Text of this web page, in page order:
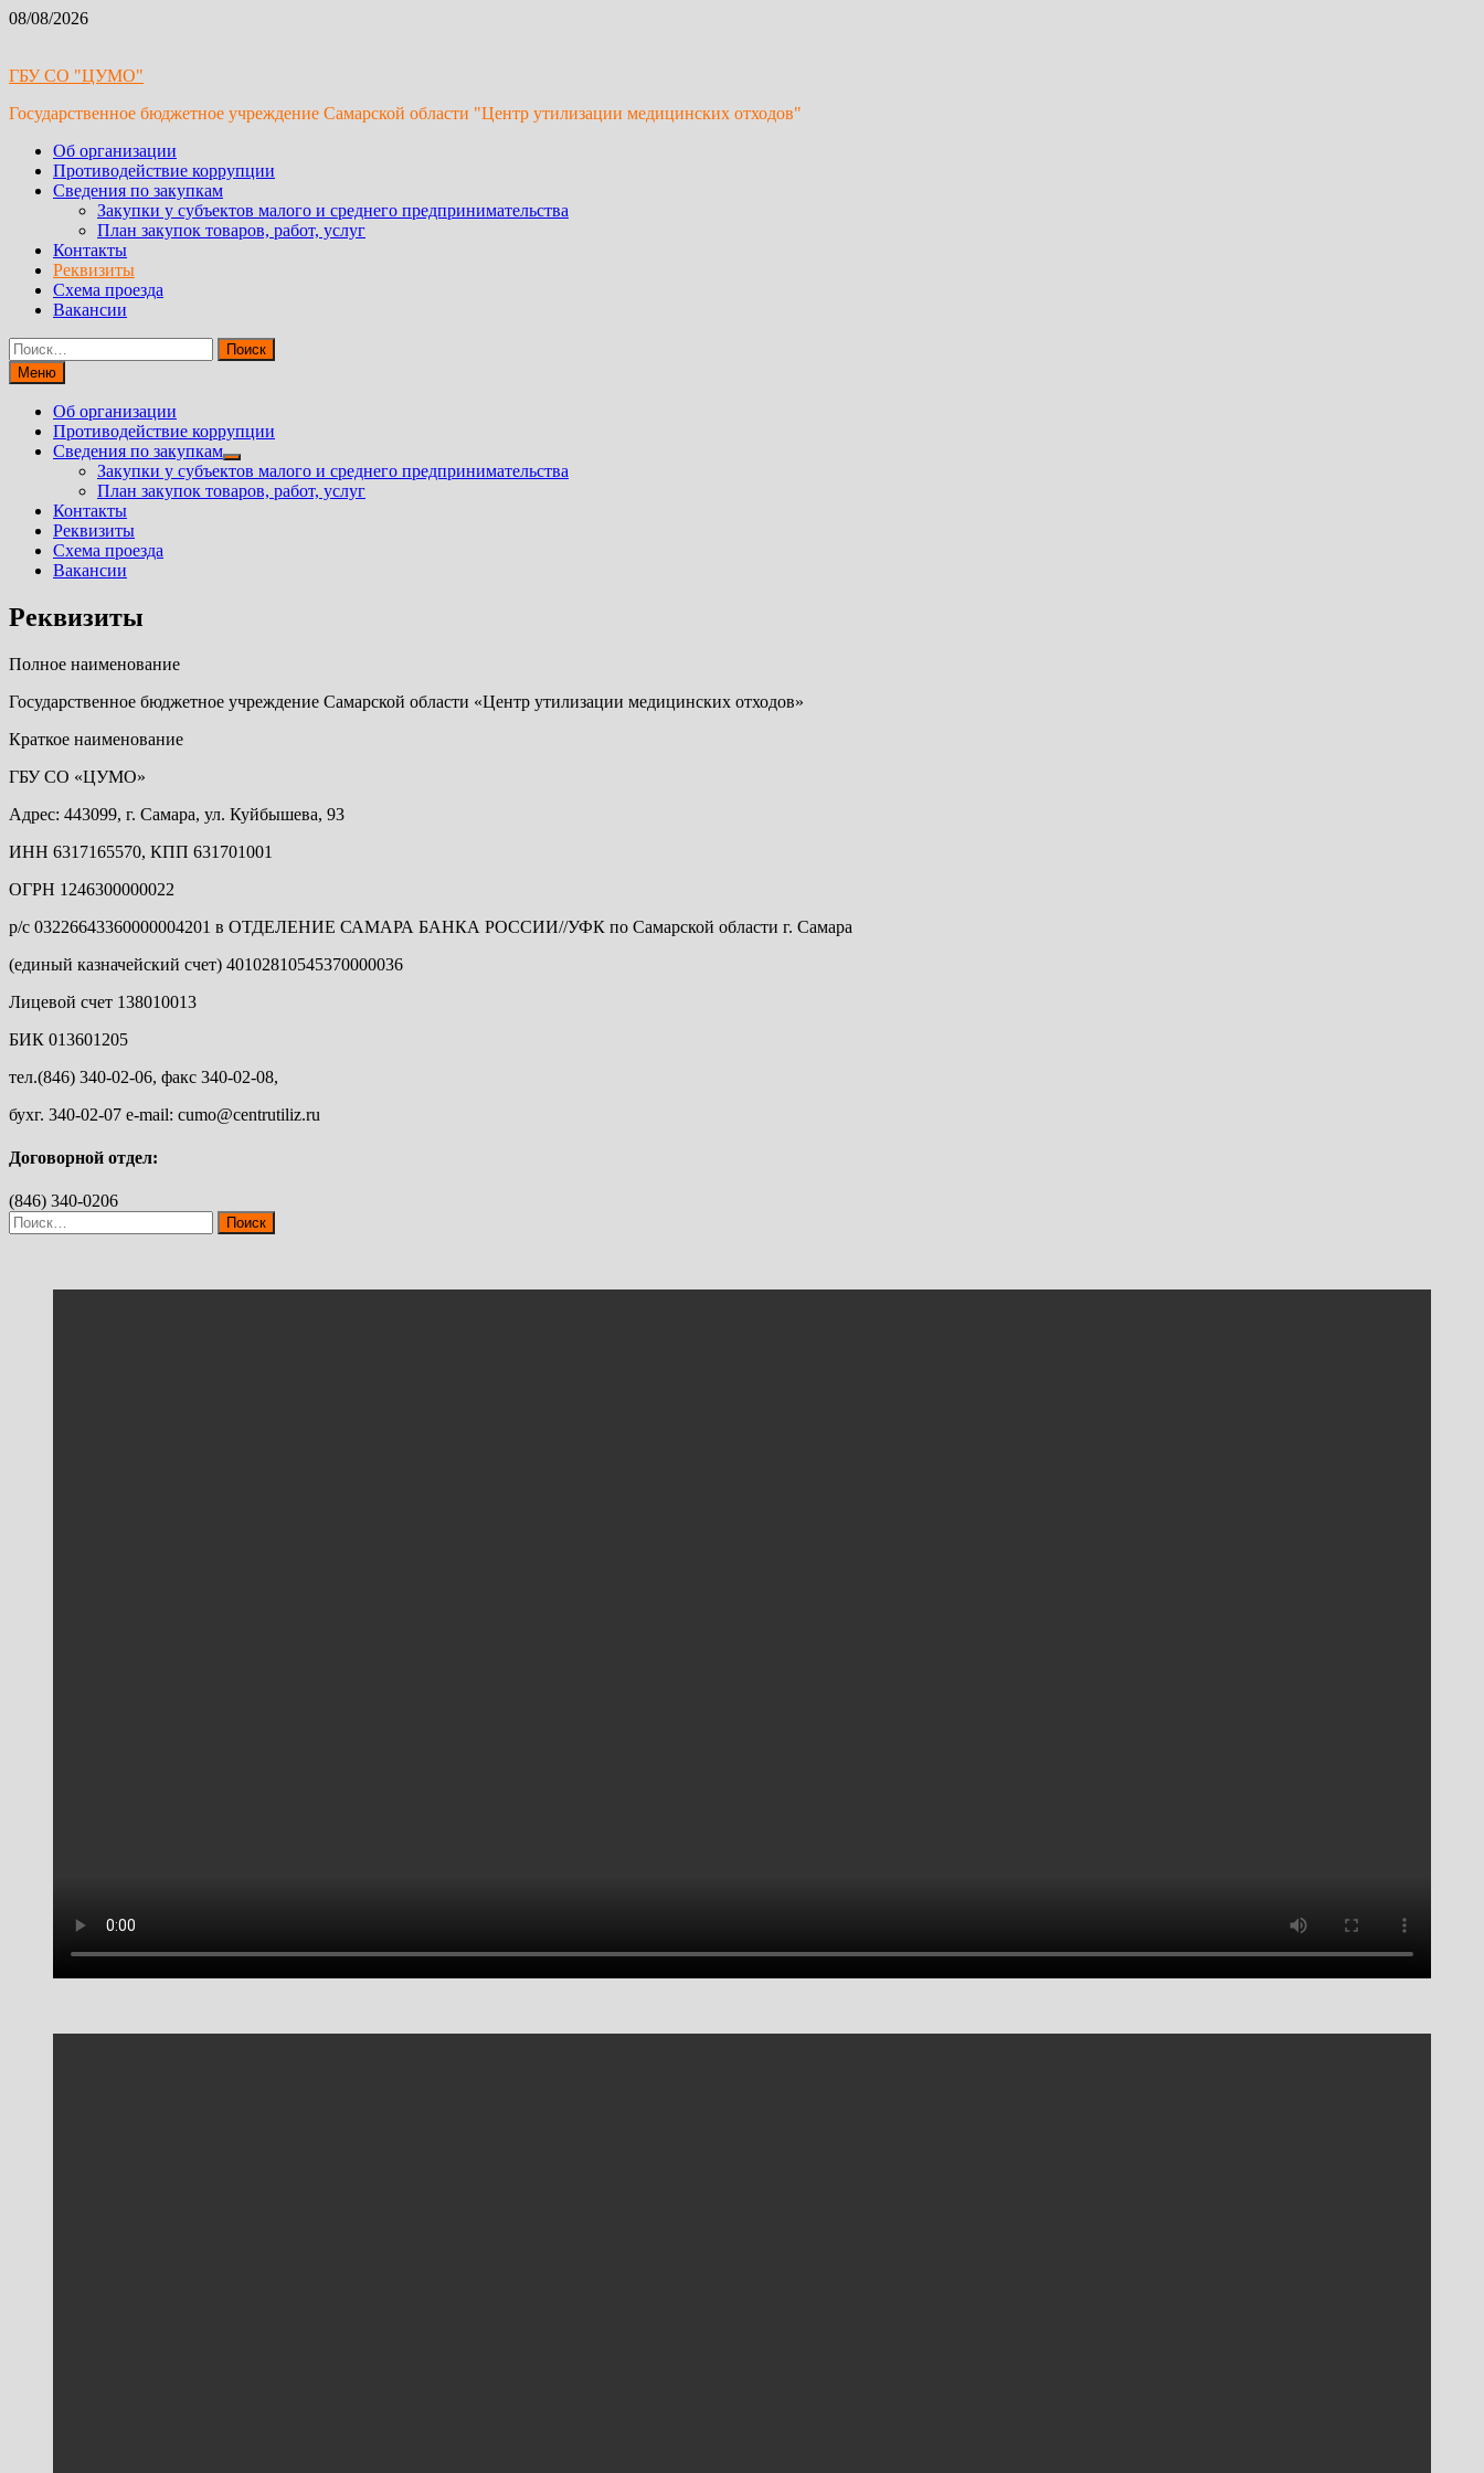
Перейти
08/08/2026
ГБУ СО "ЦУМО"
Государственное бюджетное учреждение Самарской области "Центр утилизации медицинских отходов"
Об организации
Противодействие коррупции
Сведения по закупкам
Закупки у субъектов малого и среднего предпринимательства
План закупок товаров, работ, услуг
Контакты
Реквизиты
Схема проезда
Вакансии
Найти:
Меню
Об организации
Противодействие коррупции
Сведения по закупкам
Показать
подменю
Закупки у субъектов малого и среднего предпринимательства
План закупок товаров, работ, услуг
Контакты
Реквизиты
Схема проезда
Вакансии
Реквизиты
Полное наименование
Государственное бюджетное учреждение Самарской области «Центр утилизации медицинских отходов»
Краткое наименование
ГБУ СО «ЦУМО»
Адрес: 443099, г. Самара, ул. Куйбышева, 93
ИНН 6317165570, КПП 631701001
ОГРН 1246300000022
р/с 03226643360000004201 в ОТДЕЛЕНИЕ САМАРА БАНКА РОССИИ//УФК по Самарской области г. Самара
(единый казначейский счет) 40102810545370000036
Лицевой счет 138010013
БИК 013601205
тел.(846) 340-02-06, факс 340-02-08,
бухг. 340-02-07 e-mail: cumo@centrutiliz.ru
Договорной отдел:
(846) 340-0206
Найти: